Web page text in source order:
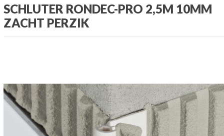
SCHLUTER RONDEC-PRO 2,5M 10MM
ZACHT PERZIK